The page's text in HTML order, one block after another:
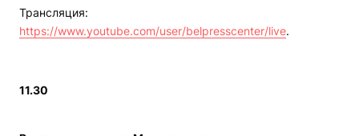
Трансляция:
https://www.youtube.com/user/belpresscenter/live.
11.30